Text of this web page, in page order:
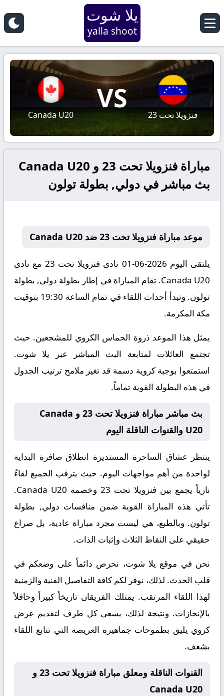
يلا شوت
yalla shoot
فنزويلا تحت 23
VS
Canada U20
مباراة فنزويلا تحت 23 و Canada U20
بث مباشر في دولي, بطولة تولون
موعد مباراة فنزويلا تحت 23 ضد Canada U20
يلتقى اليوم 2026-06-01 نادى فنزويلا تحت 23 مع نادى
Canada U20. تقام المباراة في إطار بطولة دولي, بطولة
تولون. وتبدأ أحداث اللقاء في تمام الساعة 19:30 بتوقيت
مكة المكرمة.
يمثل هذا الموعد ذروة الحماس الكروي للمشجعين. حيث
تجتمع العائلات لمتابعة البث المباشر عبر يلا شوت.
استمتعوا بوجبة كروية دسمة قد تغير ملامح ترتيب الجدول
في هذه البطولة القوية تماماً.
بث مباشر مباراة فنزويلا تحت 23 و Canada
U20 والقنوات الناقلة اليوم
ينتظر عشاق الساحرة المستديرة انطلاق صافرة البداية
لواحدة من أهم مواجهات اليوم. حيث يترقب الجميع لقاءً
نارياً يجمع بين فنزويلا تحت 23 وخصمه Canada U20
.
تأتي هذه المباراة القوية ضمن منافسات دولي, بطولة
تولون. وبالطبع، هي ليست مجرد مباراة عادية، بل صراع
حقيقي على النقاط الثلاث وإثبات الذات.
نحن في موقع يلا شوت، نحرص دائماً على وضعكم في
قلب الحدث. لذلك، نوفر لكم كافة التفاصيل الفنية والزمنية
لهذا اللقاء المرتقب. يمتلك الفريقان تاريخاً كبيراً وحافلاً
بالإنجازات. ونتيجة لذلك، يسعى كل طرف لتقديم عرض
كروي يليق بطموحات جماهيره العريضة التي تتابع اللقاء
بشغف.
القنوات الناقلة ومعلق مباراة فنزويلا تحت 23 و
Canada U20